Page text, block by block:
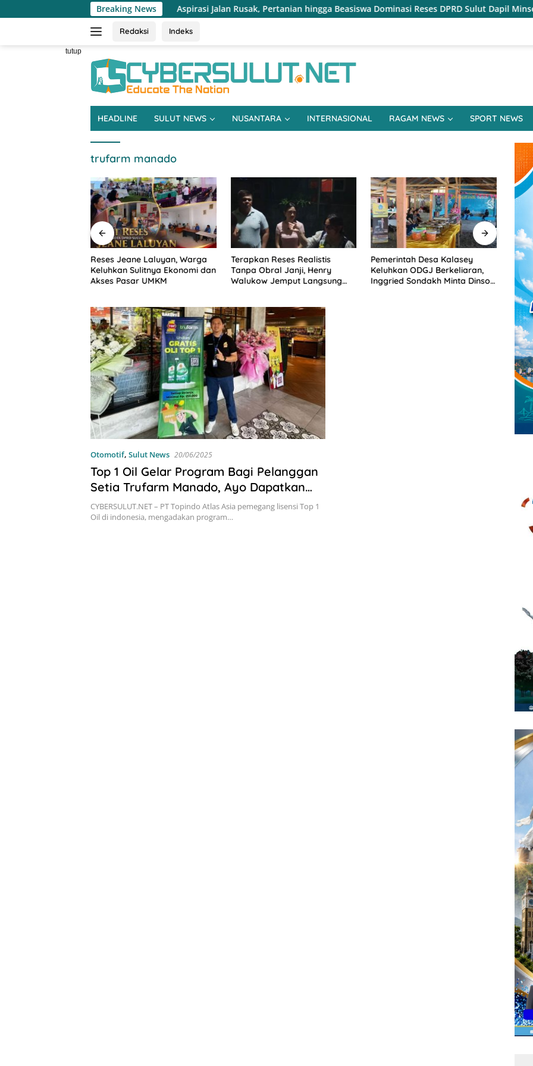
ke
Breaking News
Aspirasi Jalan Rusak, Pertanian hingga Beasiswa Dominasi Reses DPRD Sulut Dapil Minsel-Mitra
Redaksi Indeks
tutup
HEADLINE SULUT NEWS NUSANTARA INTERNASIONAL RAGAM NEWS SPORT NEWS
trufarm manado
Reses Jeane Laluyan, Warga
Keluhkan Sulitnya Ekonomi dan
Akses Pasar UMKM
Terapkan Reses Realistis
Tanpa Obral Janji, Henry
Walukow Jemput Langsung
Pemerintah Desa Kalasey
Keluhkan ODGJ Berkeliaran,
Inggried Sondakh Minta Dinsos
Otomotif, Sulut News 20/06/2025
Top 1 Oil Gelar Program Bagi Pelanggan
Setia Trufarm Manado, Ayo Dapatkan
Voucher Undian Gratis Dengan Beragam
Hadiah Menarik
CYBERSULUT.NET – PT Topindo Atlas Asia pemegang lisensi Top 1
Oil di indonesia, mengadakan program…